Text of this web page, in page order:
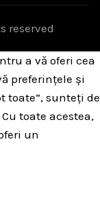
reserved
a vă oferi cea
preferințele și
toate”, sunteți de
toate acestea,
un